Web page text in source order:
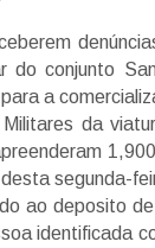
do conjunto
a
Militares da
segunda-
ao deposito
identificada